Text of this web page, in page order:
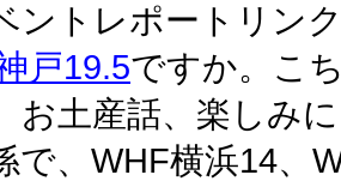
ントレポートリン
戸19.5ですか。こ
お土産話、楽しみ
で、WHF横浜14、